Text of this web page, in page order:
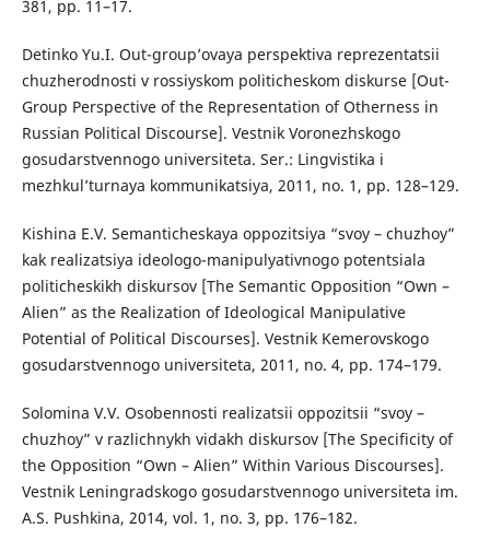
381, pp. 11–17.
Detinko Yu.I. Out-group’ovaya perspektiva reprezentatsii
chuzherodnosti v rossiyskom politicheskom diskurse [Out-
Group Perspective of the Representation of Otherness in
Russian Political Discourse]. Vestnik Voronezhskogo
gosudarstvennogo universiteta. Ser.: Lingvistika i
mezhkul’turnaya kommunikatsiya, 2011, no. 1, pp. 128–129.
Kishina E.V. Semanticheskaya oppozitsiya “svoy – chuzhoy”
kak realizatsiya ideologo-manipulyativnogo potentsiala
politicheskikh diskursov [The Semantic Opposition “Own –
Alien” as the Realization of Ideological Manipulative
Potential of Political Discourses]. Vestnik Kemerovskogo
gosudarstvennogo universiteta, 2011, no. 4, pp. 174–179.
Solomina V.V. Osobennosti realizatsii oppozitsii “svoy –
chuzhoy” v razlichnykh vidakh diskursov [The Specificity of
the Opposition “Own – Alien” Within Various Discourses].
Vestnik Leningradskogo gosudarstvennogo universiteta im.
A.S. Pushkina, 2014, vol. 1, no. 3, pp. 176–182.